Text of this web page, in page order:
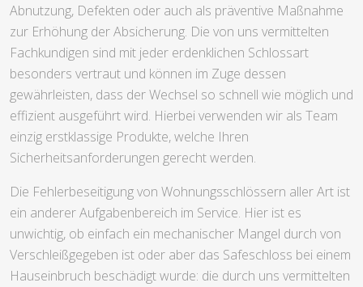
Abnutzung, Defekten oder auch als präventive Maßnahme
zur Erhöhung der Absicherung. Die von uns vermittelten
Fachkundigen sind mit jeder erdenklichen Schlossart
besonders vertraut und können im Zuge dessen
gewährleisten, dass der Wechsel so schnell wie möglich und
effizient ausgeführt wird. Hierbei verwenden wir als Team
einzig erstklassige Produkte, welche Ihren
Sicherheitsanforderungen gerecht werden.
Die Fehlerbeseitigung von Wohnungsschlössern aller Art ist
ein anderer Aufgabenbereich im Service. Hier ist es
unwichtig, ob einfach ein mechanischer Mangel durch von
Verschleißgegeben ist oder aber das Safeschloss bei einem
Hauseinbruch beschädigt wurde: die durch uns vermittelten